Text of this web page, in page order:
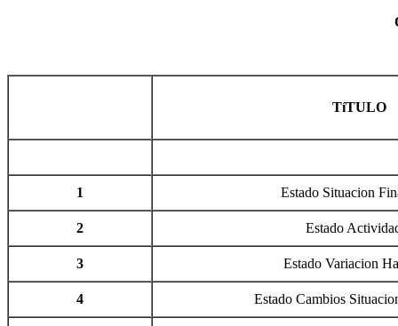
TíTULO
1 Estado Situacion
2 Estado
3 Estado Variacion
4 Estado Cambios